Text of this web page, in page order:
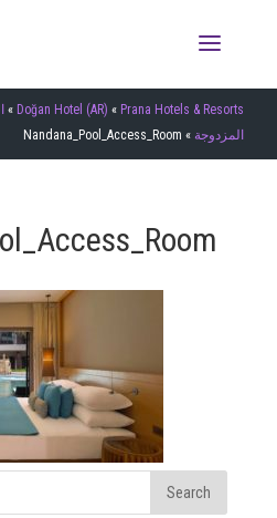
Prana Hotels & Resorts
»
Doğan Hotel (AR)
»
المزدوجة »
Nandana_Pool_Access_Room